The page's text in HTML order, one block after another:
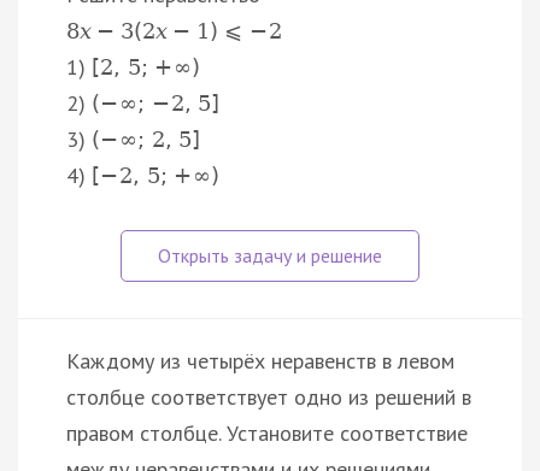
8x − 3(2x − 1 ) ⩽ −2
1) [2, 5; +∞)
2) (−∞; −2, 5]
3) (−∞; 2, 5]
4) [−2, 5; +∞)
Каждому из четырёх неравенств в левом
столбце соответствует одно из решений в
правом столбце. Установите соответствие